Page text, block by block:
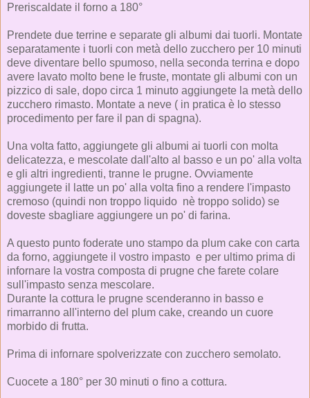
Preriscaldate il forno a 180°
Prendete due terrine e separate gli albumi dai tuorli. Montate
separatamente i tuorli con metà dello zucchero per 10 minuti
deve diventare bello spumoso, nella seconda terrina e dopo
avere lavato molto bene le fruste, montate gli albumi con un
pizzico di sale, dopo circa 1 minuto aggiungete la metà dello
zucchero rimasto. Montate a neve ( in pratica è lo stesso
procedimento per fare il pan di spagna).
Una volta fatto, aggiungete gli albumi ai tuorli con molta
delicatezza, e mescolate dall'alto al basso e un po' alla volta
e gli altri ingredienti, tranne le prugne. Ovviamente
aggiungete il latte un po' alla volta fino a rendere l'impasto
cremoso (quindi non troppo liquido nè troppo solido) se
doveste sbagliare aggiungere un po' di farina.
A questo punto foderate uno stampo da plum cake con carta
da forno, aggiungete il vostro impasto e per ultimo prima di
infornare la vostra composta di prugne che farete colare
sull'impasto senza mescolare.
Durante la cottura le prugne scenderanno in basso e
rimarranno all'interno del plum cake, creando un cuore
morbido di frutta.
Prima di infornare spolverizzate con zucchero semolato.
Cuocete a 180° per 30 minuti o fino a cottura.